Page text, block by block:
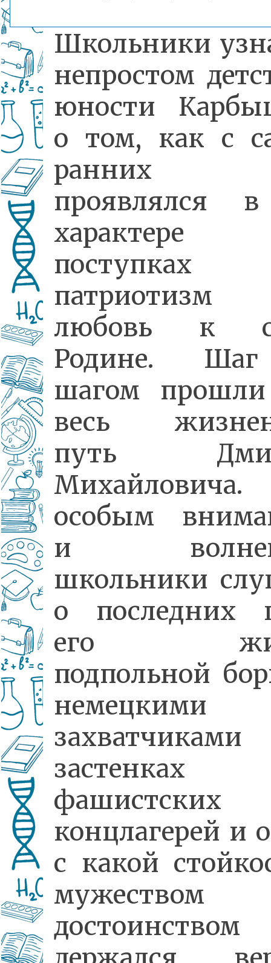
Школьники
непростом
юности
о том, как с
ранних
проявлялся
поступках
любовь к
Родине.
шагом
весь
путь
особым
и
школьники
о последних
его
подпольной
немецкими
застенках
фашистских
концлагерей и
с какой
достоинством